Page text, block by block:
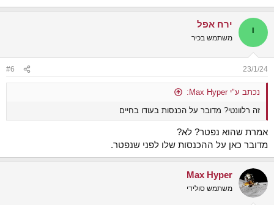
י ירח אפל
משתמש בכיר
23/1/24
#6
נכתב ע"י Max Hyper:
זה רלוונטי? מדובר על הכנסות בעודו בחיים
אמרת שהוא נפטר? לא?
מדובר כאן על ההכנסות שלו לפני שנפטר.
Max Hyper
משתמש סולידי